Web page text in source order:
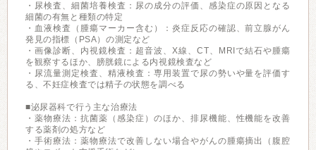
・尿検査、細菌培養検査：尿の成分の評価、感染症の原因となる
細菌の有無と種類の特定
・血液検査（腫瘍マーカー含む）：炎症反応の確認、前立腺がん
発見の指標（PSA）の測定など
・画像診断、内視鏡検査：超音波、X線、CT、MRIで結石や腫瘍
を観察するほか、膀胱鏡による内視鏡検査など
・尿流量測定検査、精液検査：専用装置で尿の勢いや量を評価す
る、不妊症検査では精子の状態を調べる
■泌尿器科で行う主な治療法
・薬物療法：抗菌薬（感染症）のほか、排尿機能、性機能を改善
する薬剤の処方など
・手術療法：薬物療法で改善しない場合やがんの腫瘍摘出（腹腔